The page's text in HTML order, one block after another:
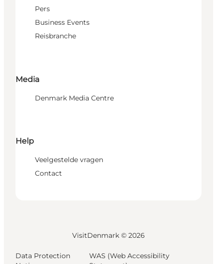
Pers
Business Events
Reisbranche
Media
Denmark Media Centre
Help
Veelgestelde vragen
Contact
VisitDenmark © 2026
Data Protection
WAS (Web Accessibility